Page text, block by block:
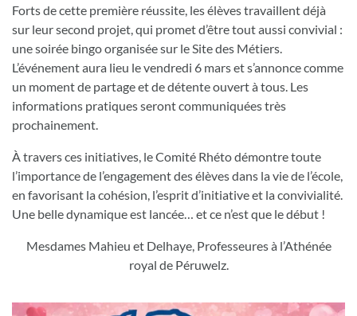
Forts de cette première réussite, les élèves travaillent déjà
sur leur second projet, qui promet d’être tout aussi convivial :
une soirée bingo organisée sur le Site des Métiers.
L’événement aura lieu le vendredi 6 mars et s’annonce comme
un moment de partage et de détente ouvert à tous. Les
informations pratiques seront communiquées très
prochainement.
À travers ces initiatives, le Comité Rhéto démontre toute
l’importance de l’engagement des élèves dans la vie de l’école,
en favorisant la cohésion, l’esprit d’initiative et la convivialité.
Une belle dynamique est lancée… et ce n’est que le début !
Mesdames Mahieu et Delhaye, Professeures à l’Athénée
royal de Péruwelz.